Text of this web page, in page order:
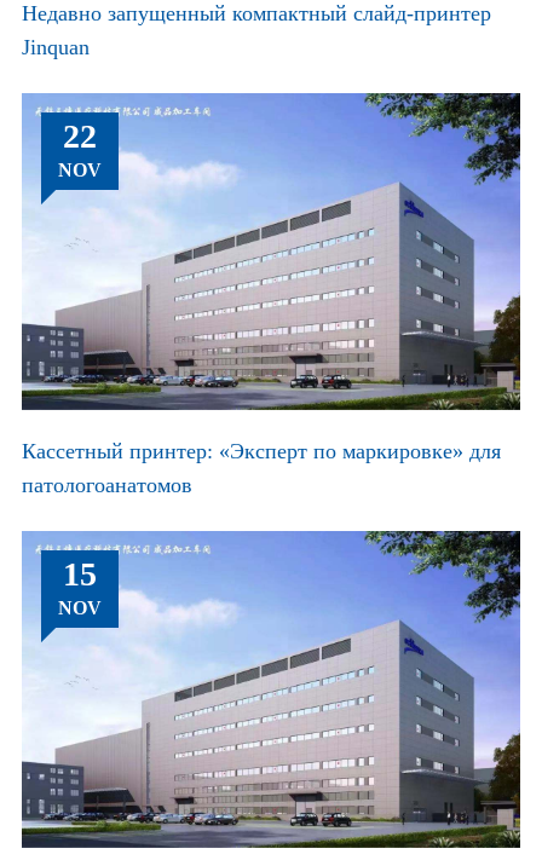
Недавно запущенный компактный слайд-принтер
Jinquan
22
NOV
Кассетный принтер: «Эксперт по маркировке» для
патологоанатомов
15
NOV